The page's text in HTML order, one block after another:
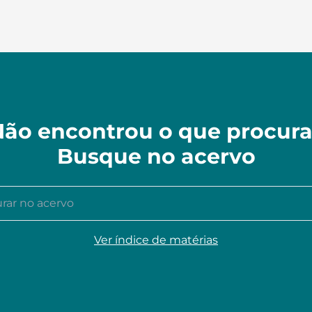
encontrou o que
Busque no acervo
acervo
Ver índice de matérias